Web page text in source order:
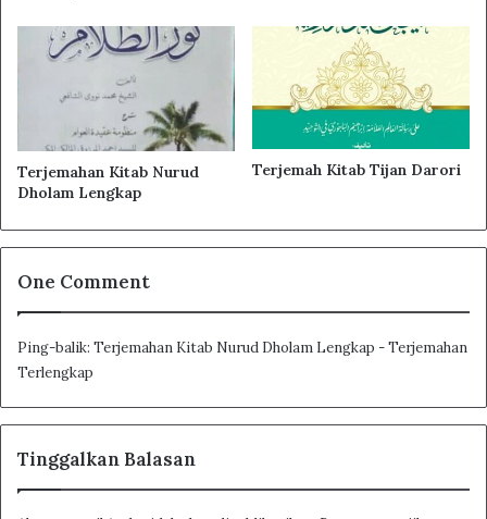
Segala puji bagi Allah Yang Esa dalam mewujudkan
والصلاة والسلام على سيدنا محمد أفضل العباد
Shalawat serta salam semoga untuk junjungan kita
Muhamad hamba yang paling mulia
وعلى آله وأصحابه أولي البهجة والرشاد
Related Articles
Ibrahim Laqqani
Terjemahan Kitab Nurud
Dholam Lengkap
Terjemah Kitab Tijan Darori
One Comment
Ping-balik: Terjemahan Kitab Nurud Dholam Lengkap - Terjemahan
Terlengkap
Tinggalkan Balasan